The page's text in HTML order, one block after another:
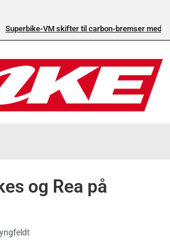
VM skifter til carbon-bremser med
og Rea på